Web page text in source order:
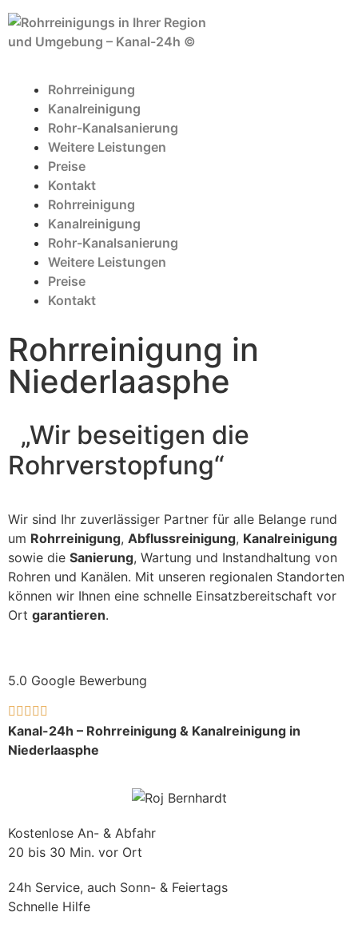
Rohrreinigung
Kanalreinigung
Rohr-Kanalsanierung
Weitere Leistungen
Preise
Kontakt
Rohrreinigung
Kanalreinigung
Rohr-Kanalsanierung
Weitere Leistungen
Preise
Kontakt
Rohrreinigung in
Niederlaasphe
„Wir beseitigen die
Rohrverstopfung“
Wir sind Ihr zuverlässiger Partner für alle Belange rund
um Rohrreinigung, Abflussreinigung, Kanalreinigung
sowie die Sanierung, Wartung und Instandhaltung von
Rohren und Kanälen. Mit unseren regionalen Standorten
können wir Ihnen eine schnelle Einsatzbereitschaft vor
Ort garantieren.
5.0 Google Bewerbung
    
Kanal-24h – Rohrreinigung & Kanalreinigung in
Niederlaasphe
Kostenlose An- & Abfahr
20 bis 30 Min. vor Ort
24h Service, auch Sonn- & Feiertags
Schnelle Hilfe